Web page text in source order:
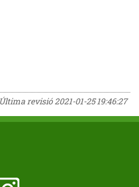
Última revisió2021-01-25 19:46:27